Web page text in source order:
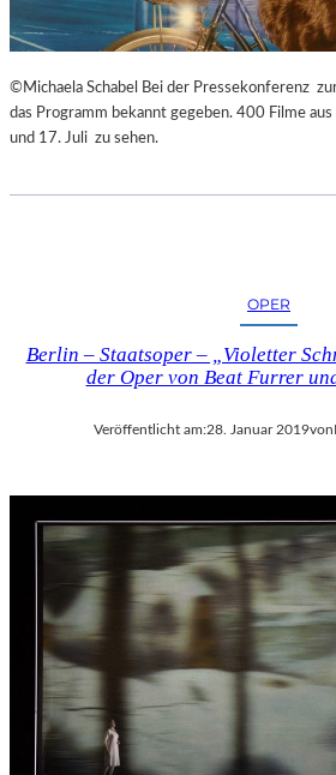
©Michaela Schabel Bei der Pressekonferenz
das Programm bekannt gegeben. 400 Filme
und 17. Juli zu sehen.
OPER
Berlin – Staatsoper – „Violetter
der Oper von Beat Furrer
Veröffentlicht am:28. Januar 2019von